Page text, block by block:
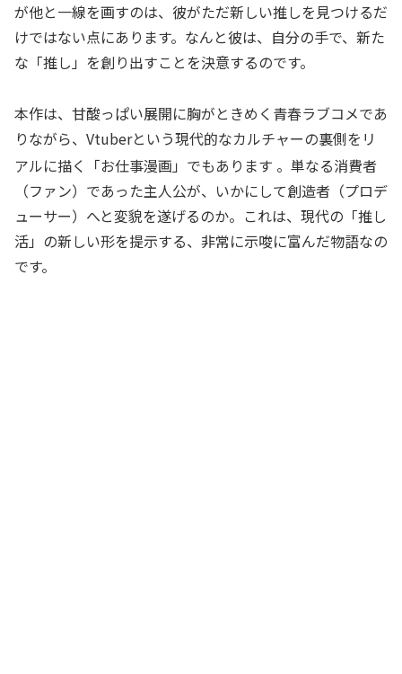
が他と一線を画すのは、彼がただ新しい推しを見つけるだ
けではない点にあります。なんと彼は、自分の手で、新た
な「推し」を創り出すことを決意するのです。
本作は、甘酸っぱい展開に胸がときめく青春ラブコメであ
りながら、Vtuberという現代的なカルチャーの裏側をリ
アルに描く「お仕事漫画」でもあります 。単なる消費者
（ファン）であった主人公が、いかにして創造者（プロデ
ューサー）へと変貌を遂げるのか。これは、現代の「推し
活」の新しい形を提示する、非常に示唆に富んだ物語なの
です。